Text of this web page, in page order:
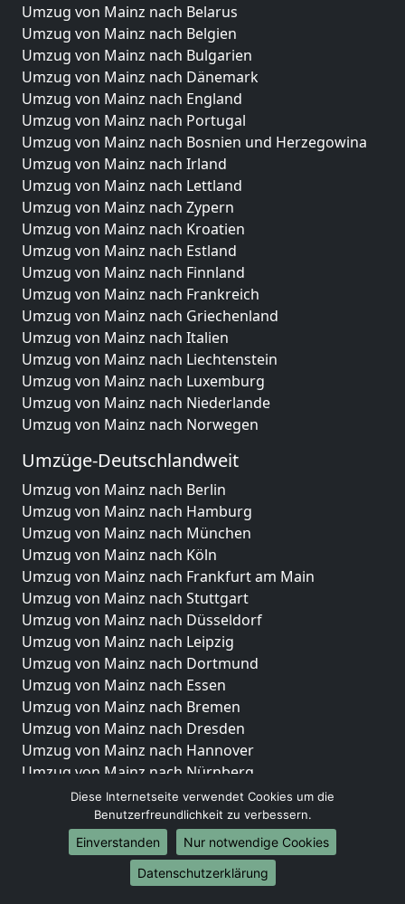
Umzug von Mainz nach Belarus
Umzug von Mainz nach Belgien
Umzug von Mainz nach Bulgarien
Umzug von Mainz nach Dänemark
Umzug von Mainz nach England
Umzug von Mainz nach Portugal
Umzug von Mainz nach Bosnien und Herzegowina
Umzug von Mainz nach Irland
Umzug von Mainz nach Lettland
Umzug von Mainz nach Zypern
Umzug von Mainz nach Kroatien
Umzug von Mainz nach Estland
Umzug von Mainz nach Finnland
Umzug von Mainz nach Frankreich
Umzug von Mainz nach Griechenland
Umzug von Mainz nach Italien
Umzug von Mainz nach Liechtenstein
Umzug von Mainz nach Luxemburg
Umzug von Mainz nach Niederlande
Umzug von Mainz nach Norwegen
Umzüge-Deutschlandweit
Umzug von Mainz nach Berlin
Umzug von Mainz nach Hamburg
Umzug von Mainz nach München
Umzug von Mainz nach Köln
Umzug von Mainz nach Frankfurt am Main
Umzug von Mainz nach Stuttgart
Umzug von Mainz nach Düsseldorf
Umzug von Mainz nach Leipzig
Umzug von Mainz nach Dortmund
Umzug von Mainz nach Essen
Umzug von Mainz nach Bremen
Umzug von Mainz nach Dresden
Umzug von Mainz nach Hannover
Umzug von Mainz nach Nürnberg
Umzug von Mainz nach Duisburg
Umzug von Mainz nach Bochum
Umzug von Mainz nach Wuppertal
Umzug von Mainz nach Bielefeld
Umzug von Mainz nach Bonn
Diese Internetseite verwendet Cookies um die
Benutzerfreundlichkeit zu verbessern.
Einverstanden
Nur notwendige Cookies
Datenschutzerklärung